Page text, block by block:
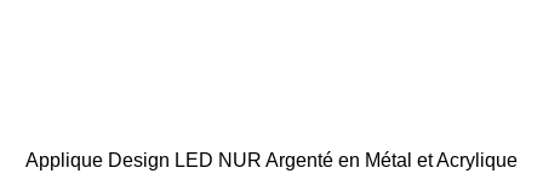
Applique Design LED NUR Argenté en Métal et Acrylique